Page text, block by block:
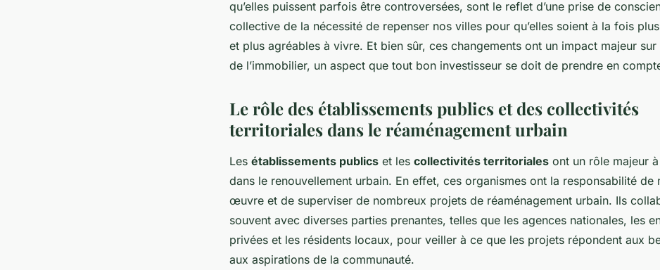
qu’elles puissent parfois être controversées, sont le reflet d’une prise de
collective de la nécessité de repenser nos villes pour qu’elles soient à la fois
et plus agréables à vivre. Et bien sûr, ces changements ont un impact majeur sur
de l’immobilier, un aspect que tout bon investisseur se doit de prendre en
Le rôle des établissements publics et des collectivités
territoriales dans le réaménagement urbain
Les établissements publics et les collectivités territoriales ont un rôle majeur
dans le renouvellement urbain. En effet, ces organismes ont la responsabilité de
œuvre et de superviser de nombreux projets de réaménagement urbain. Ils
souvent avec diverses parties prenantes, telles que les agences nationales, les
privées et les résidents locaux, pour veiller à ce que les projets répondent aux
aux aspirations de la communauté.